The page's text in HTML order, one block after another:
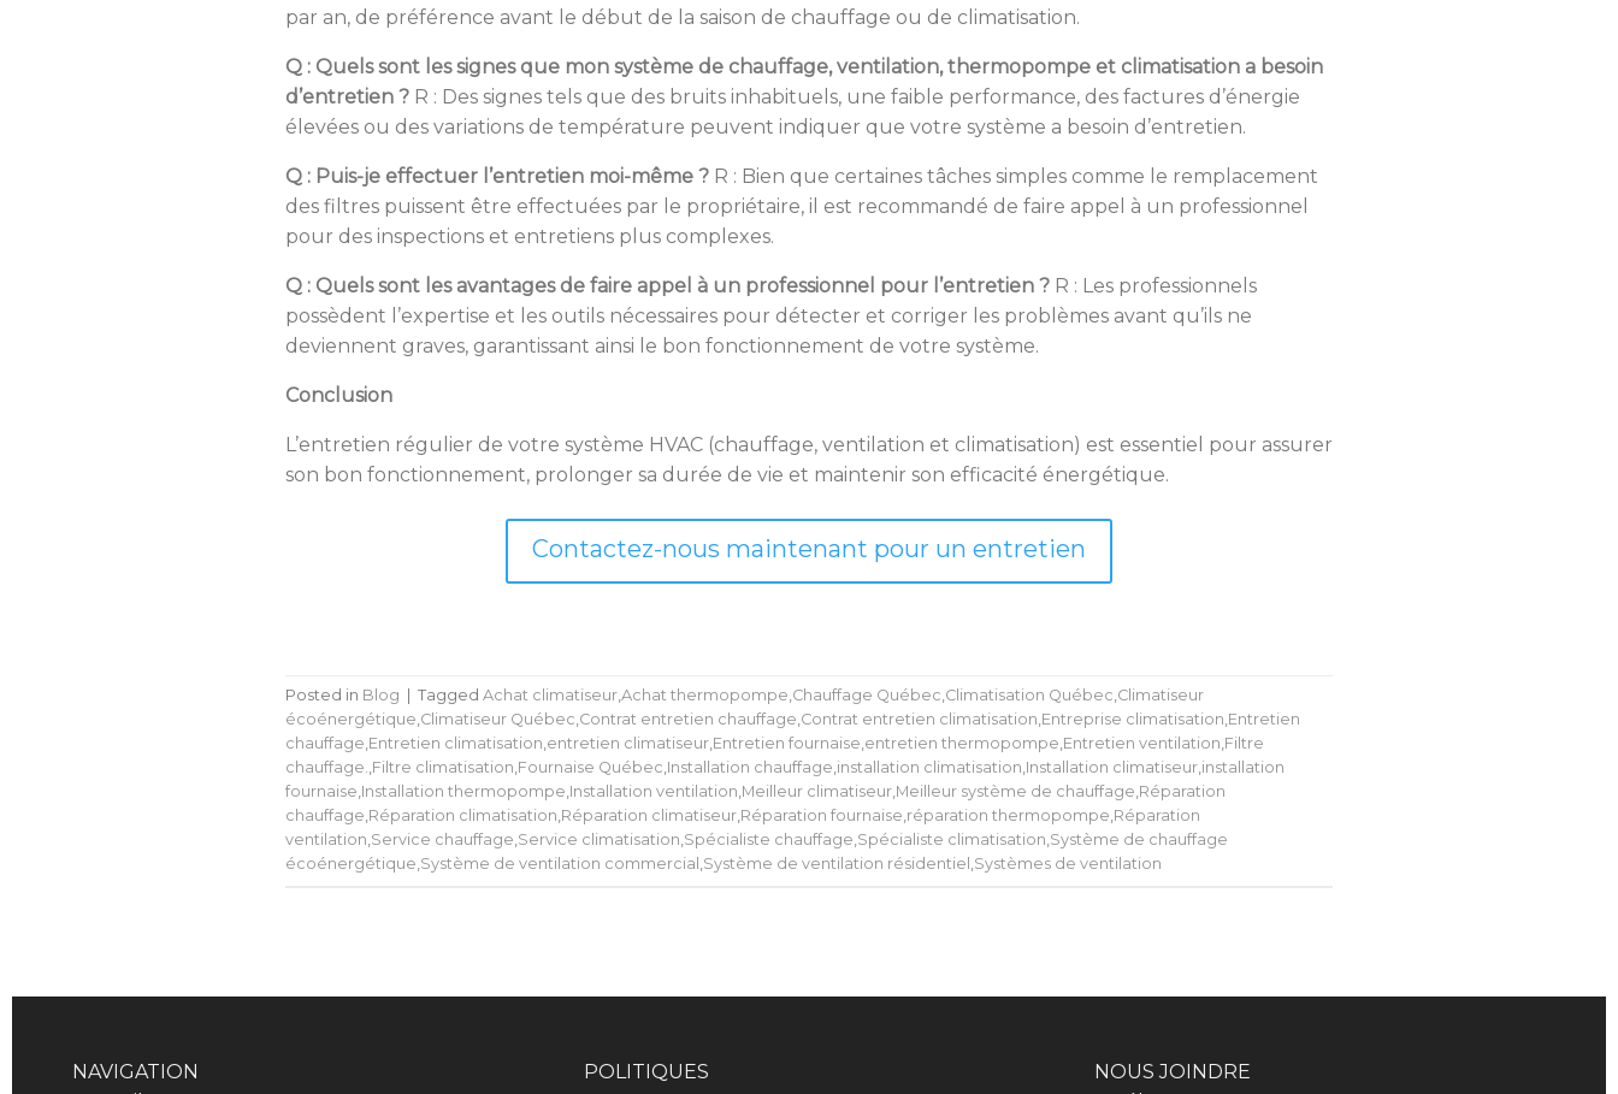
par an, de préférence avant le début de la saison de chauffage ou de climatisation.
Q : Quels sont les signes que mon système de chauffage, ventilation, thermopompe et climatisation a besoin
d’entretien ? R : Des signes tels que des bruits inhabituels, une faible performance, des factures d’énergie
élevées ou des variations de température peuvent indiquer que votre système a besoin d’entretien.
Q : Puis-je effectuer l’entretien moi-même ? R : Bien que certaines tâches simples comme le remplacement
des filtres puissent être effectuées par le propriétaire, il est recommandé de faire appel à un professionnel
pour des inspections et entretiens plus complexes.
Q : Quels sont les avantages de faire appel à un professionnel pour l’entretien ? R : Les professionnels
possèdent l’expertise et les outils nécessaires pour détecter et corriger les problèmes avant qu’ils ne
deviennent graves, garantissant ainsi le bon fonctionnement de votre système.
Conclusion
L’entretien régulier de votre système HVAC (chauffage, ventilation et climatisation) est essentiel pour assurer
son bon fonctionnement, prolonger sa durée de vie et maintenir son efficacité énergétique.
Contactez-nous maintenant pour un entretien
Posted in Blog Tagged Achat climatiseur,Achat thermopompe,Chauffage Québec,Climatisation Québec,Climatiseur
écoénergétique,Climatiseur Québec,Contrat entretien chauffage,Contrat entretien climatisation,Entreprise climatisation,Entretien
chauffage,Entretien climatisation,entretien climatiseur,Entretien fournaise,entretien thermopompe,Entretien ventilation,Filtre
chauffage.,Filtre climatisation,Fournaise Québec,Installation chauffage,installation climatisation,Installation climatiseur,installation
fournaise,Installation thermopompe,Installation ventilation,Meilleur climatiseur,Meilleur système de chauffage,Réparation
chauffage,Réparation climatisation,Réparation climatiseur,Réparation fournaise,réparation thermopompe,Réparation
ventilation,Service chauffage,Service climatisation,Spécialiste chauffage,Spécialiste climatisation,Système de chauffage
écoénergétique,Système de ventilation commercial ,Système de ventilation résidentiel ,Systèmes de ventilation
NAVIGATION
POLITIQUES
NOUS JOINDRE